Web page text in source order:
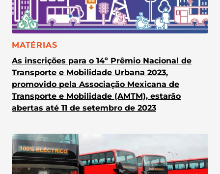
CATEGORIA:
MATÉRIAS
As inscrições para o 14º Prêmio Nacional de
Transporte e Mobilidade Urbana 2023,
promovido pela Associação Mexicana de
Transporte e Mobilidade (AMTM), estarão
abertas até 11 de setembro de 2023